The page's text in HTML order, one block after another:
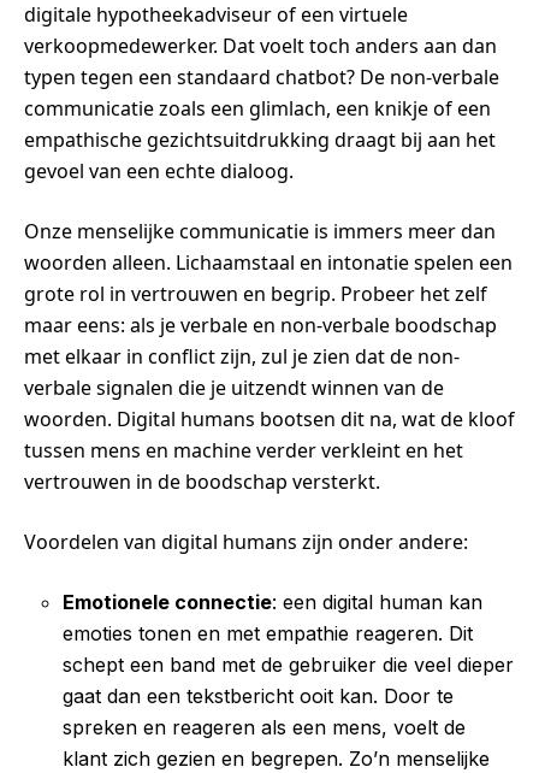
digitale hypotheekadviseur of een virtuele
verkoopmedewerker. Dat voelt toch anders aan dan
typen tegen een standaard chatbot? De non-verbale
communicatie zoals een glimlach, een knikje of een
empathische gezichtsuitdrukking draagt bij aan het
gevoel van een echte dialoog.
Onze menselijke communicatie is immers meer dan
woorden alleen. Lichaamstaal en intonatie spelen een
grote rol in vertrouwen en begrip. Probeer het zelf
maar eens: als je verbale en non-verbale boodschap
met elkaar in conflict zijn, zul je zien dat de non-
verbale signalen die je uitzendt winnen van de
woorden. Digital humans bootsen dit na, wat de kloof
tussen mens en machine verder verkleint en het
vertrouwen in de boodschap versterkt.
Voordelen van digital humans zijn onder andere:
Emotionele connectie: een digital human kan
emoties tonen en met empathie reageren. Dit
schept een band met de gebruiker die veel dieper
gaat dan een tekstbericht ooit kan. Door te
spreken en reageren als een mens, voelt de
klant zich gezien en begrepen. Zo’n menselijke